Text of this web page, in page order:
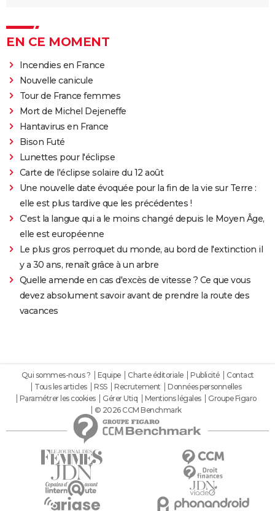
EN CE MOMENT
Incendies en France
Nouvelle canicule
Tour de France femmes
Mort de Michel Dejeneffe
Hantavirus en France
Bison Futé
Lunettes pour l'éclipse
Carte de l'éclipse solaire du 12 août
Une nouvelle date évoquée pour la fin de la vie sur Terre :
elle est plus tardive que les précédentes !
C'est la langue qui a le moins changé depuis le Moyen Âge,
elle est européenne
Le plus gros perroquet du monde, au bord de l'extinction il
y a 30 ans, renaît grâce à un arbre
Quelle amende en cas d'excès de vitesse ? Ce que vous
devez absolument savoir avant de prendre la route des
vacances
Qui sommes-nous ? Equipe Charte éditoriale Publicité
Contact
Tous les articles
RSS Recrutement
Données personnelles
Paramétrer les cookies
Gérer Utiq Mentions légales
Groupe Figaro
© 2026 CCM Benchmark